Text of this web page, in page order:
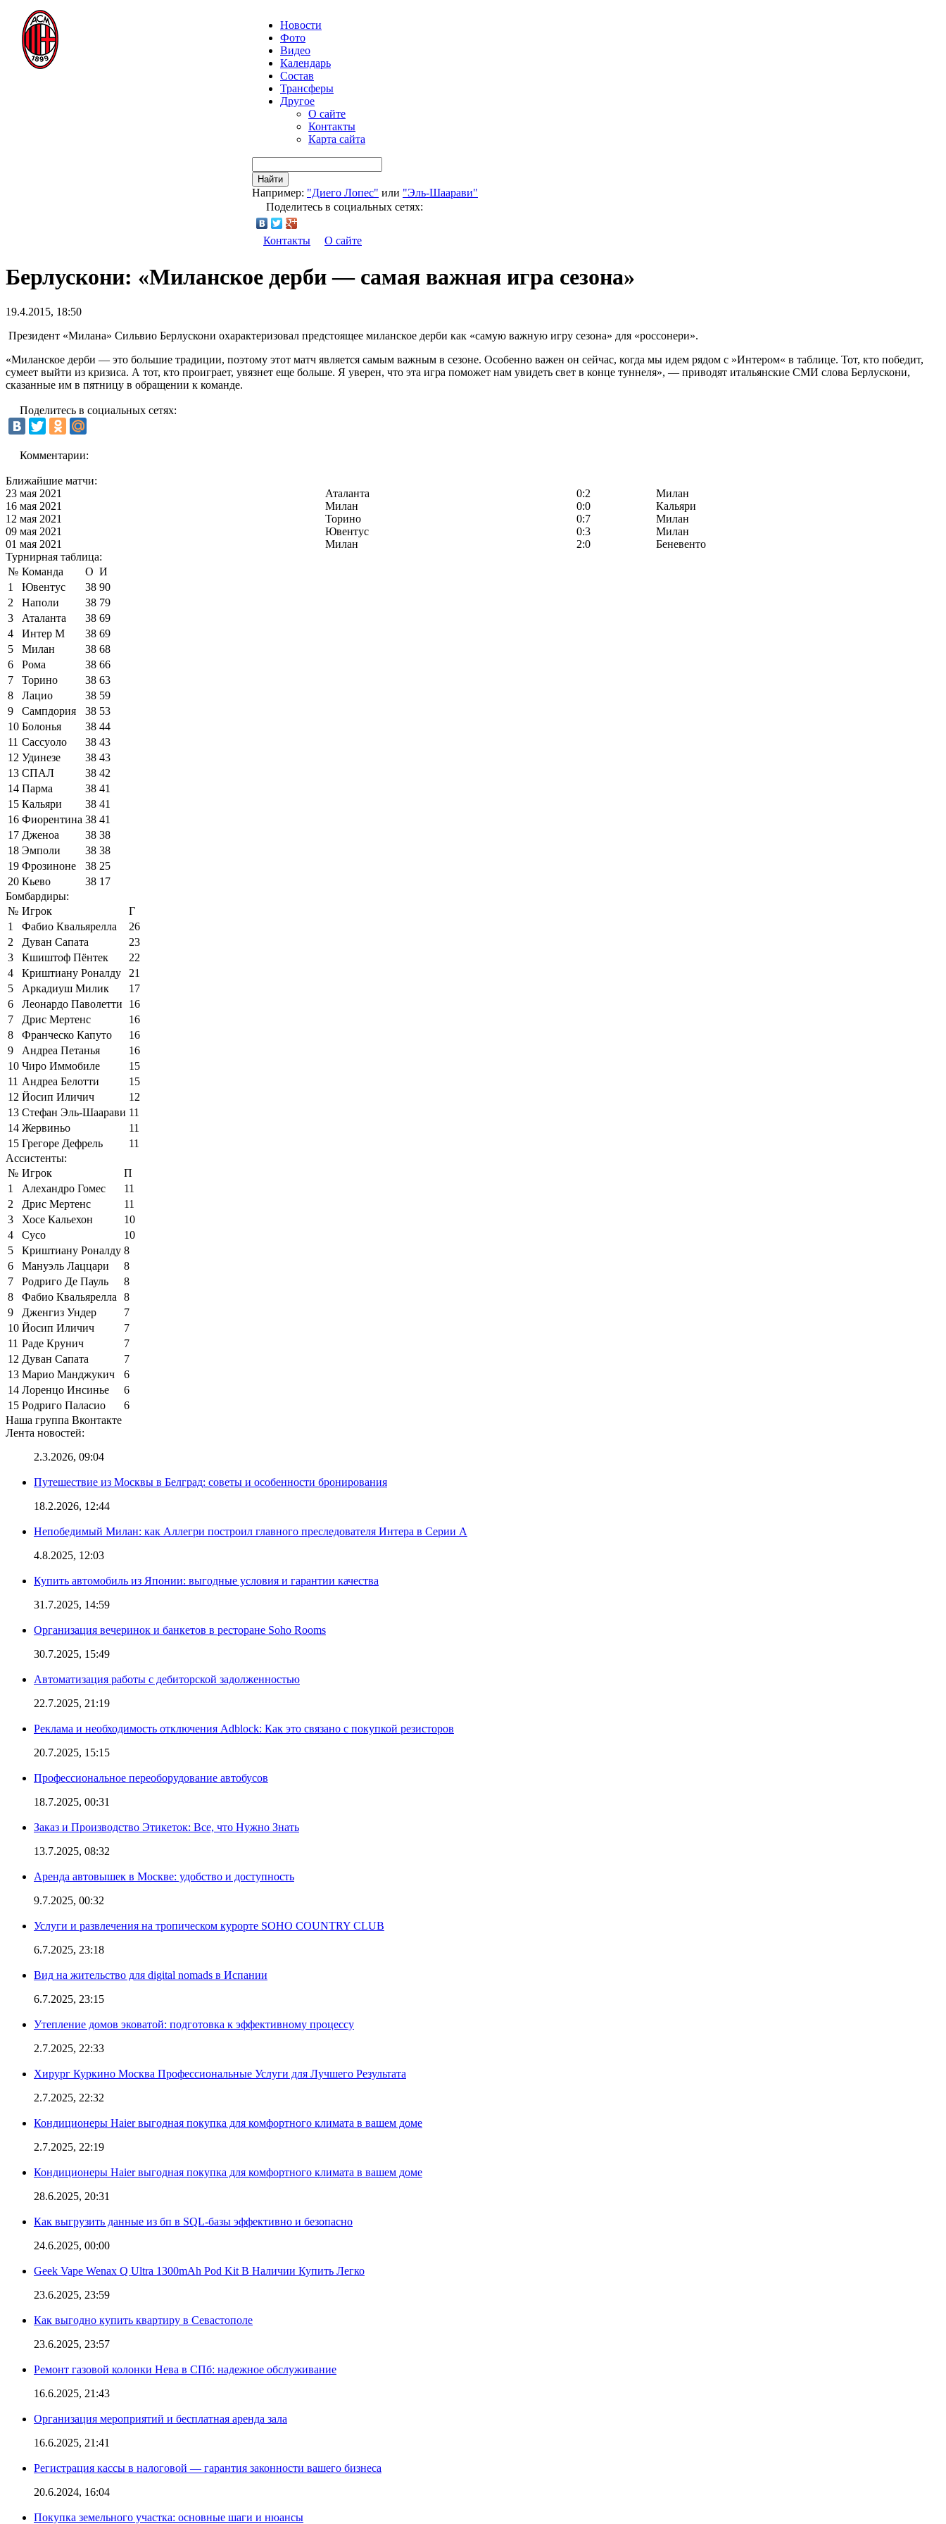
Новости
Фото
Видео
Календарь
Состав
Трансферы
Другое
О сайте
Контакты
Карта сайта
Найти
Например: "Диего Лопес" или "Эль-Шаарави"
Поделитесь в социальных сетях:
Контакты О сайте
Берлускони: «Миланское дерби — самая важная игра сезона»
19.4.2015, 18:50
Президент «Милана» Сильвио Берлускони охарактеризовал предстоящее миланское дерби как «самую важную игру сезона» для «россонери».
«Миланское дерби — это большие традиции, поэтому этот матч является самым важным в сезоне. Особенно важен он сейчас, когда мы идем рядом с »Интером« в таблице. Тот, кто победит,
сумеет выйти из кризиса. А тот, кто проиграет, увязнет еще больше. Я уверен, что эта игра поможет нам увидеть свет в конце туннеля», — приводят итальянские СМИ слова Берлускони,
сказанные им в пятницу в обращении к команде.
Поделитесь в социальных сетях:
Комментарии:
Ближайшие матчи:
23 мая 2021
Аталанта 0:2
Милан
16 мая 2021
Милан 0:0
Кальяри
12 мая 2021
Торино 0:7
Милан
09 мая 2021
Ювентус 0:3
Милан
01 мая 2021
Милан 2:0
Беневенто
Турнирная таблица:
№ Команда О И
1
Ювентус 38 90
2
Наполи 38 79
3
Аталанта 38 69
4
Интер М 38 69
5
Милан 38 68
6
Рома 38 66
7
Торино 38 63
8
Лацио 38 59
9
Сампдория 38 53
10 Болонья 38 44
11 Сассуоло 38 43
12 Удинезе 38 43
13 СПАЛ 38 42
14 Парма 38 41
15 Кальяри 38 41
16 Фиорентина 38 41
17 Дженоа 38 38
18 Эмполи 38 38
19 Фрозиноне 38 25
20 Кьево 38 17
Бомбардиры:
№ Игрок
Г
1
Фабио Квальярелла
26
2
Дуван Сапата
23
3
Кшиштоф Пёнтек
22
4
Криштиану Роналду
21
5
Аркадиуш Милик
17
6
Леонардо Паволетти
16
7
Дрис Мертенс
16
8
Франческо Капуто
16
9
Андреа Петанья
16
10 Чиро Иммобиле
15
11 Андреа Белотти
15
12 Йосип Иличич
12
13 Стефан Эль-Шаарави 11
14 Жервиньо
11
15 Грегоре Дефрель
11
Ассистенты:
№ Игрок
П
1
Алехандро Гомес
11
2
Дрис Мертенс
11
3
Хосе Кальехон
10
4
Сусо
10
5
Криштиану Роналду 8
6
Мануэль Лаццари
8
7
Родриго Де Пауль
8
8
Фабио Квальярелла
8
9
Дженгиз Ундер
7
10 Йосип Иличич
7
11 Раде Крунич
7
12 Дуван Сапата
7
13 Марио Манджукич
6
14 Лоренцо Инсинье
6
15 Родриго Паласио
6
Наша группа Вконтакте
Лента новостей:
2.3.2026, 09:04
Путешествие из Москвы в Белград: советы и особенности бронирования
18.2.2026, 12:44
Непобедимый Милан: как Аллегри построил главного преследователя Интера в Серии А
4.8.2025, 12:03
Купить автомобиль из Японии: выгодные условия и гарантии качества
31.7.2025, 14:59
Организация вечеринок и банкетов в ресторане Soho Rooms
30.7.2025, 15:49
Автоматизация работы с дебиторской задолженностью
22.7.2025, 21:19
Реклама и необходимость отключения Adblock: Как это связано с покупкой резисторов
20.7.2025, 15:15
Профессиональное переоборудование автобусов
18.7.2025, 00:31
Заказ и Производство Этикеток: Все, что Нужно Знать
13.7.2025, 08:32
Аренда автовышек в Москве: удобство и доступность
9.7.2025, 00:32
Услуги и развлечения на тропическом курорте SOHO COUNTRY CLUB
6.7.2025, 23:18
Вид на жительство для digital nomads в Испании
6.7.2025, 23:15
Утепление домов эковатой: подготовка к эффективному процессу
2.7.2025, 22:33
Хирург Куркино Москва Профессиональные Услуги для Лучшего Результата
2.7.2025, 22:32
Кондиционеры Haier выгодная покупка для комфортного климата в вашем доме
2.7.2025, 22:19
Кондиционеры Haier выгодная покупка для комфортного климата в вашем доме
28.6.2025, 20:31
Как выгрузить данные из бп в SQL-базы эффективно и безопасно
24.6.2025, 00:00
Geek Vape Wenax Q Ultra 1300mAh Pod Kit В Наличии Купить Легко
23.6.2025, 23:59
Как выгодно купить квартиру в Севастополе
23.6.2025, 23:57
Ремонт газовой колонки Нева в СПб: надежное обслуживание
16.6.2025, 21:43
Организация мероприятий и бесплатная аренда зала
16.6.2025, 21:41
Регистрация кассы в налоговой — гарантия законности вашего бизнеса
20.6.2024, 16:04
Покупка земельного участка: основные шаги и нюансы